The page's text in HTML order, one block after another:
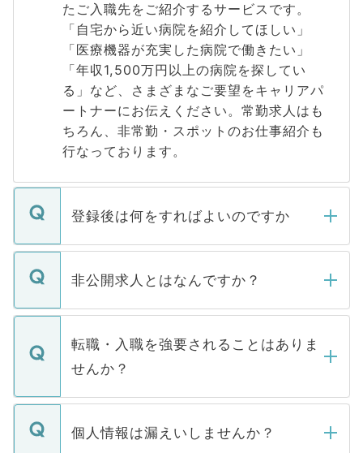
たご入職先をご紹介するサービスです。
「自宅から近い病院を紹介してほしい」
「医療機器が充実した病院で働きたい」
「年収1,500万円以上の病院を探してい
る」など、さまざまなご要望をキャリアパ
ートナーにお伝えください。常勤求人はも
ちろん、非常勤・スポットのお仕事紹介も
行なっております。
登録後は何をすればよいのですか
ご登録いただきましたら、弊社担当者がご
登録内容を確認し、その後メールもしくは
ます。通常、5営業日以内にはご連絡をせて
いただきますので、しばらくお待ちくださ
非公開求人とはなんですか？
マイナビDOCTORで取り扱っている求人の
うち約3割は、Webサイトからご覧いただ
けない「非公開求人」です。非公開求人は
下記の理由によって、一般には公開してい
ません。
■応募殺到を避けるため 人気のある医療機
転職・入職を強要されることはありま
せんか？
転職・入職を強要することは一切ありませ
ん。また、仮に応募先から内定をいただい
個人情報は漏えいしませんか？